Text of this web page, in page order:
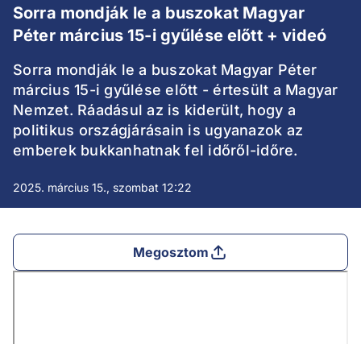
Sorra mondják le a buszokat Magyar
Péter március 15-i gyűlése előtt + videó
Sorra mondják le a buszokat Magyar Péter
március 15-i gyűlése előtt - értesült a Magyar
Nemzet. Ráadásul az is kiderült, hogy a
politikus országjárásain is ugyanazok az
emberek bukkanhatnak fel időről-időre.
2025. március 15., szombat 12:22
Megosztom